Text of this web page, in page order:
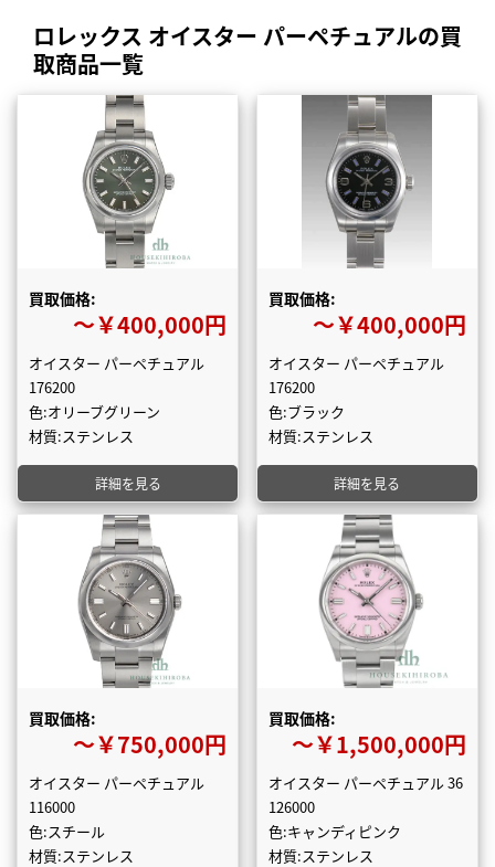
ロレックス オイスター パーペチュアルの買
取商品一覧
買取価格:
〜￥400,000円
オイスター パーペチュアル
176200
色:オリーブグリーン
材質:ステンレス
詳細を見る
買取価格:
〜￥400,000円
オイスター パーペチュアル
176200
色:ブラック
材質:ステンレス
詳細を見る
買取価格:
〜￥750,000円
オイスター パーペチュアル
116000
色:スチール
材質:ステンレス
買取価格:
〜￥1,500,000円
オイスター パーペチュアル 36
126000
色:キャンディピンク
材質:ステンレス